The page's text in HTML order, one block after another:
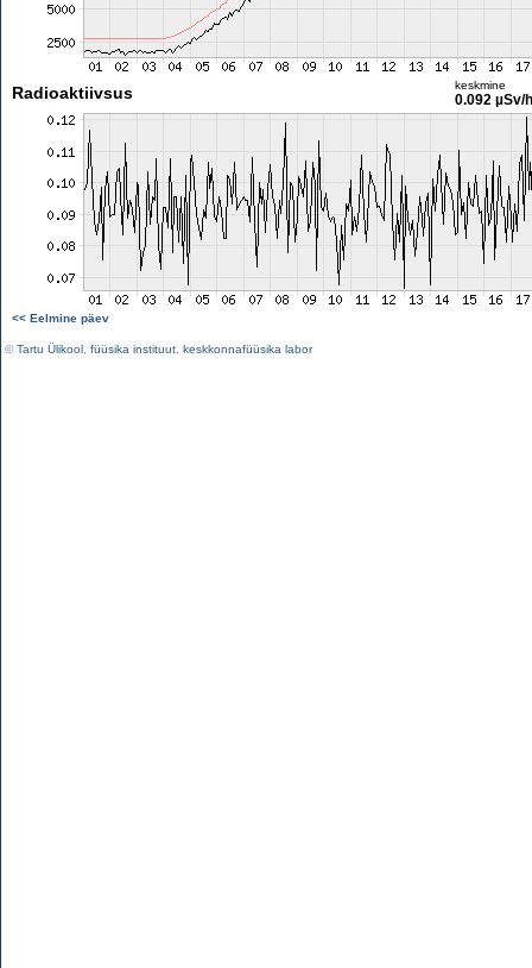
Radioaktiivsus keskmine
0.092 µSv/h
<< Eelmine päev
©Tartu Ülikool füüsika instituut keskkonnafüüsika labor